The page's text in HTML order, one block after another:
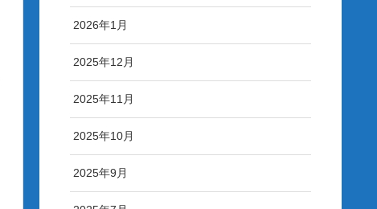
2026年1月
2025年12月
2025年11月
2025年10月
2025年9月